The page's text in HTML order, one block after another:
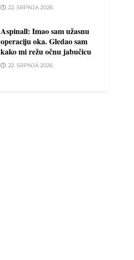
22. SRPNJA 2026.
Aspinall: Imao sam užasnu
operaciju oka. Gledao sam
kako mi režu očnu jabučicu
22. SRPNJA 2026.